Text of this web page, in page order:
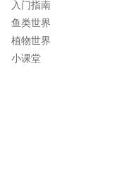
入门指南
鱼类世界
植物世界
小课堂